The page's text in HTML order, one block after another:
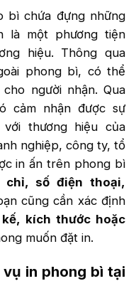
bì chứa đựng những
là một phương tiện
hiệu. Thông qua
phong bì, có thể
người nhận. Qua
cảm nhận được sự
thương hiệu của
nghiệp, công ty, tổ
in ấn trên phong bì
chỉ, số điện thoại,
cũng cần xác định
kích thước hoặc
muốn đặt in.
in phong bì tại